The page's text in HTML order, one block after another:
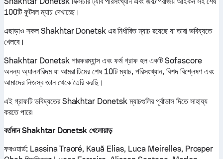
100টি ফুটবল ম্যাচ দেখাচ্ছে।
এছাড়াও সকল Shakhtar Donetsk এর নির্ধারিত ম্যাচ রয়েছে যা তারা ভবিষ্যতে
খেলবে।
Shakhtar Donetsk পারফরম্যান্স এবং ফর্ম গ্রাফ হল একটি Sofascore
অনন্য অ্যালগরিদম যা আমরা টিমের শেষ 10টি ম্যাচ, পরিসংখ্যান, বিশদ বিশ্লেষণ এবং
আমাদের নিজস্ব জ্ঞান থেকে তৈরি করছি।
এই গ্রাফটি ভবিষ্যতের Shakhtar Donetsk ম্যাচগুলির পূর্বাভাস দিতে সাহায্য
করতে পারে৷
বর্তমান Shakhtar Donetsk খেলোয়াড়
ফরওয়ার্ড:Lassina Traoré, Kauã Elias, Luca Meirelles, Prosper